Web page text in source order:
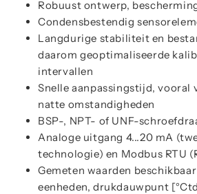
Robuust ontwerp,
Condensbestendig
Langdurige stabiliteit en
daarom geoptimaliseerde
intervallen
Snelle aanpassingstijd, vooral
natte omstandigheden
BSP-, NPT- of UNF-
Analoge uitgang 4...20 mA
technologie) en Modbus RTU
Gemeten waarden
eenheden, drukdauwpunt